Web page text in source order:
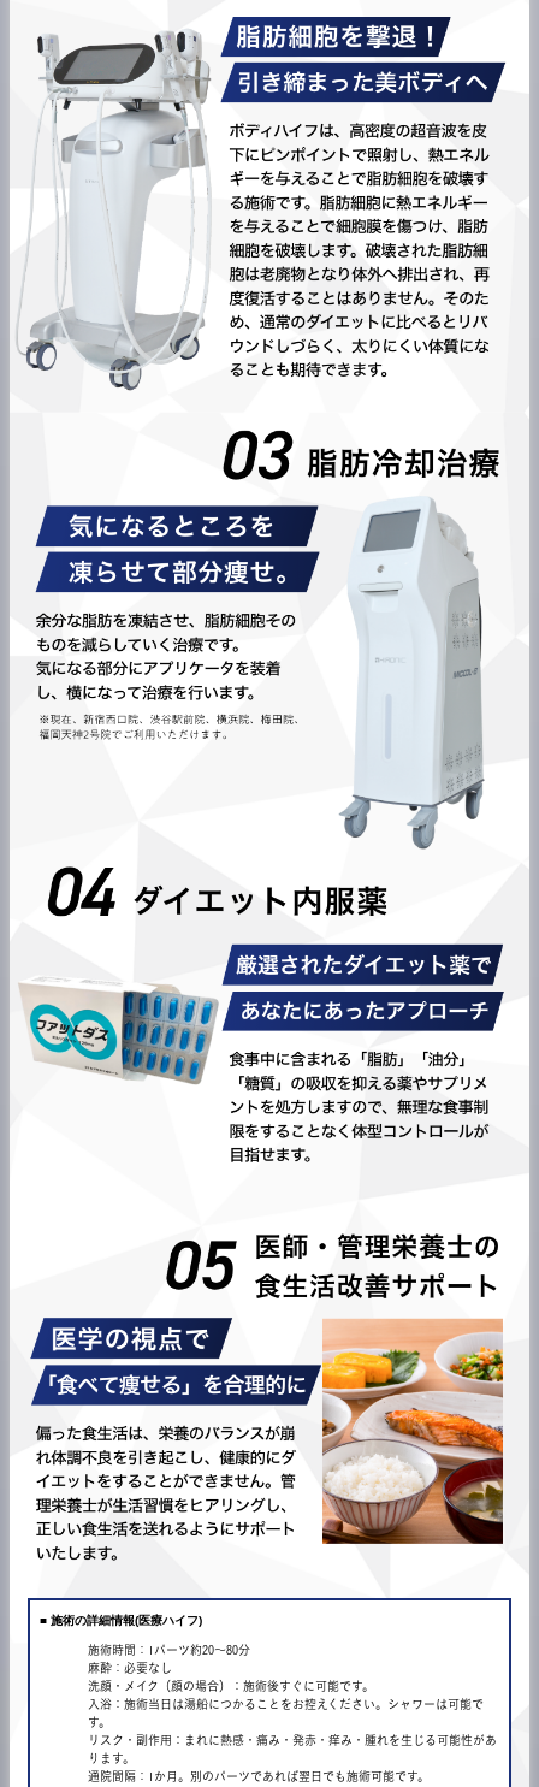
■ 施術の詳細情報(医療ハイフ)
施術時間：1パーツ約20～80分
麻酔：必要なし
洗顔・メイク（顔の場合）：施術後すぐに可能です。
入浴：施術当日は湯船につかることをお控えください。シャワーは可能で
す。
リスク・副作用：まれに熱感・痛み・発赤・痒み・腫れを生じる可能性があ
ります。
通院間隔：1か月。別のパーツであれば翌日でも施術可能です。